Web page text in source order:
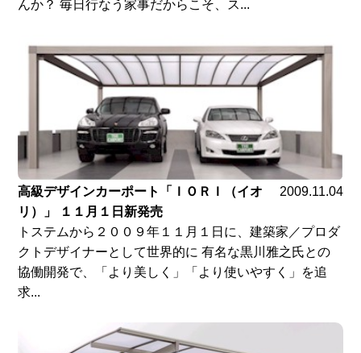
んか？ 毎日行なう家事だからこそ、ス...
高級デザインカーポート「ＩＯＲＩ（イオ
リ）」 １１月１日新発売
2009.11.04
トステムから２００９年１１月１日に、建築家／プロダ
クトデザイナーとして世界的に 有名な黒川雅之氏との
協働開発で、「より美しく」「より使いやすく」を追
求...